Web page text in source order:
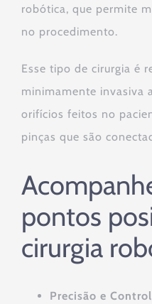
robótica, que permite
no procedimento.
Esse tipo de cirurgia é
minimamente invasiva
orifícios feitos no
pinças que são
pontos
cirurgia
Precisão e